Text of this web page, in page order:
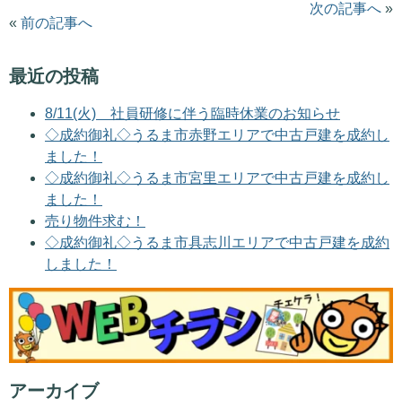
« 前の記事へ
次の記事へ »
最近の投稿
8/11(火) 社員研修に伴う臨時休業のお知らせ
◇成約御礼◇うるま市赤野エリアで中古戸建を成約し
ました！
◇成約御礼◇うるま市宮里エリアで中古戸建を成約し
ました！
売り物件求む！
◇成約御礼◇うるま市具志川エリアで中古戸建を成約
しました！
アーカイブ